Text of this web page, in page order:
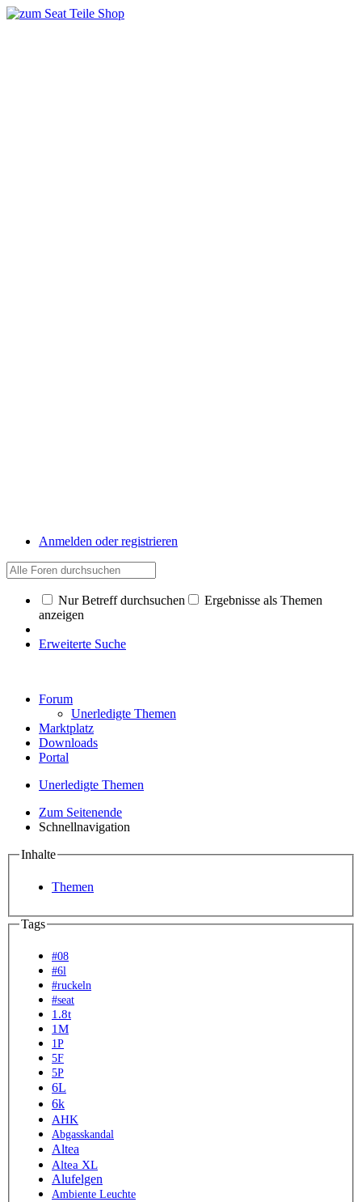
Anmelden oder registrieren
Nur Betreff durchsuchen
Ergebnisse als Themen
anzeigen
Erweiterte Suche
Forum
Unerledigte Themen
Marktplatz
Downloads
Portal
Unerledigte Themen
Zum Seitenende
Schnellnavigation
Inhalte
Themen
Tags
#08
#6l
#ruckeln
#seat
1.8t
1M
1P
5F
5P
6L
6k
AHK
Abgasskandal
Altea
Altea XL
Alufelgen
Ambiente Leuchte